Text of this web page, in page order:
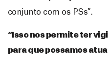
conjunto com os PSs”.
“Isso nos permite ter
para que possamos